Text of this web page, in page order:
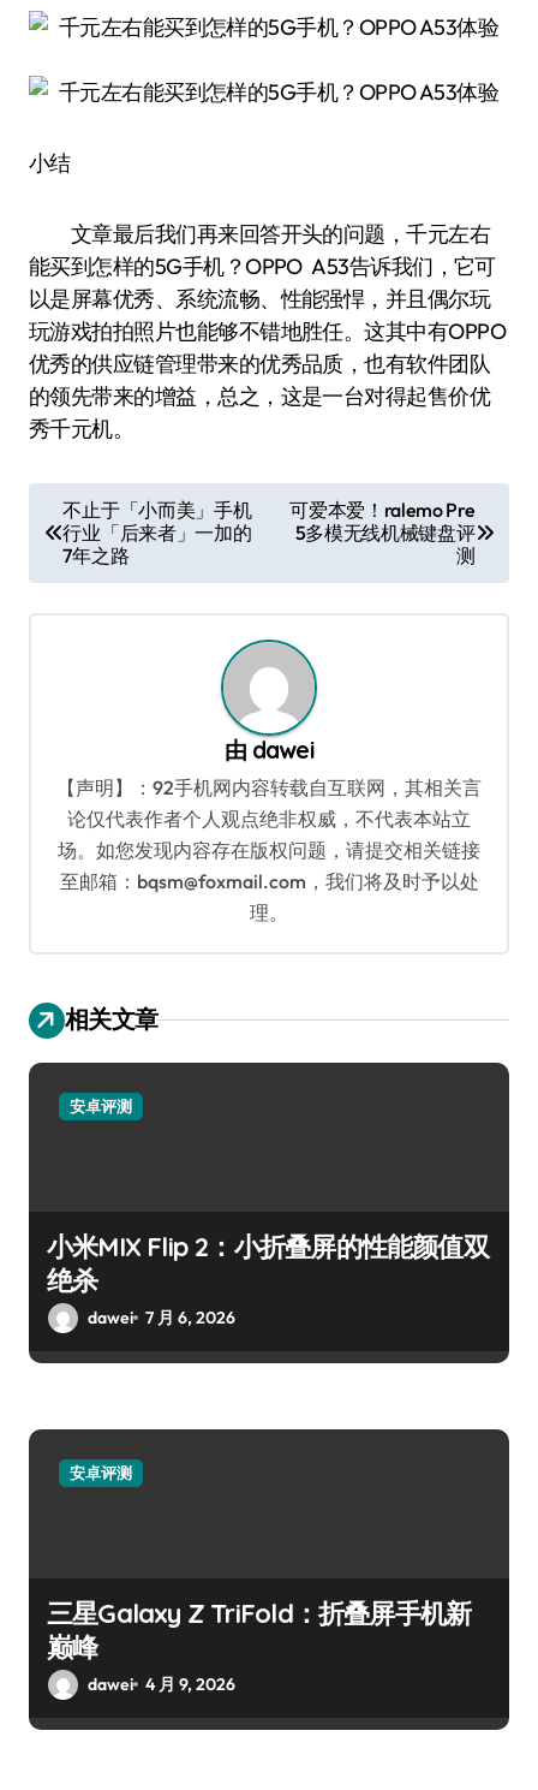
小结
文章最后我们再来回答开头的问题，千元左右
能买到怎样的5G手机？OPPO A53告诉我们，它可
以是屏幕优秀、系统流畅、性能强悍，并且偶尔玩
玩游戏拍拍照片也能够不错地胜任。这其中有OPPO
优秀的供应链管理带来的优秀品质，也有软件团队
的领先带来的增益，总之，这是一台对得起售价优
秀千元机。
章
导
航
不止于「小而美」手机
行业「后来者」一加的
7年之路
可爱本爱！ralemo Pre
5多模无线机械键盘评
测
由 dawei
【声明】：92手机网内容转载自互联网，其相关言
论仅代表作者个人观点绝非权威，不代表本站立
场。如您发现内容存在版权问题，请提交相关链接
至邮箱：bqsm@foxmail.com，我们将及时予以处
理。
相关文章
安卓评测
小米MIX Flip 2：小折叠屏的性能颜值双
绝杀
dawei 7 月 6, 2026
安卓评测
三星Galaxy Z TriFold：折叠屏手机新
巅峰
dawei 4 月 9, 2026